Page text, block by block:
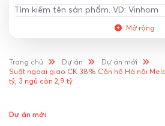
Mở rộng
Trang chủ Dự án
Dự án mới
Suất ngoại giao CK 38% Căn hộ Hà nội
tỷ, 3 ngủ còn 2,9 tỷ
Dự án mới